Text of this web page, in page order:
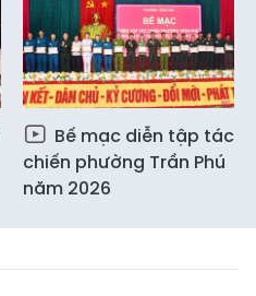
Bế mạc diễn tập tác
chiến phường Trần Phú
năm 2026